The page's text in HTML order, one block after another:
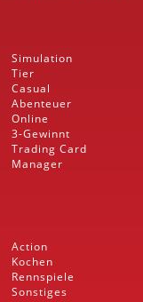
Simulation
Tier
Casual
Abenteuer
Online
3-Gewinnt
Trading Card
Manager
Action
Kochen
Rennspiele
Sonstiges